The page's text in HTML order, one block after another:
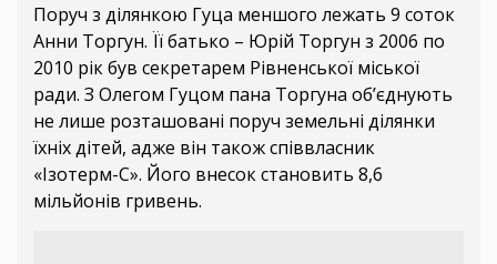
Поруч з ділянкою Гуца меншого лежать 9 соток
Анни Торгун. Її батько – Юрій Торгун з 2006 по
2010 рік був секретарем Рівненської міської
ради. З Олегом Гуцом пана Торгуна об’єднують
не лише розташовані поруч земельні ділянки
їхніх дітей, адже він також співвласник
«Ізотерм-С». Його внесок становить 8,6
мільйонів гривень.